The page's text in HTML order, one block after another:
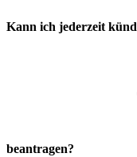
Kann ich jederzeit
beantragen?